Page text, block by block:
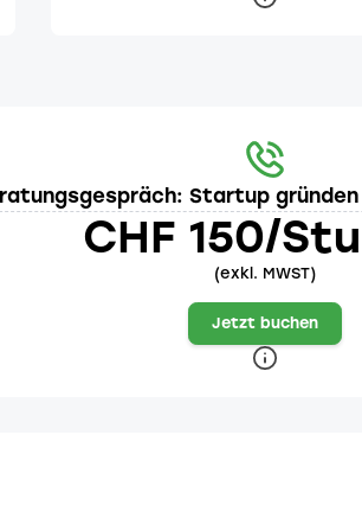
Startup
CHF 150/
(exkl. MWST)
Jetzt buchen